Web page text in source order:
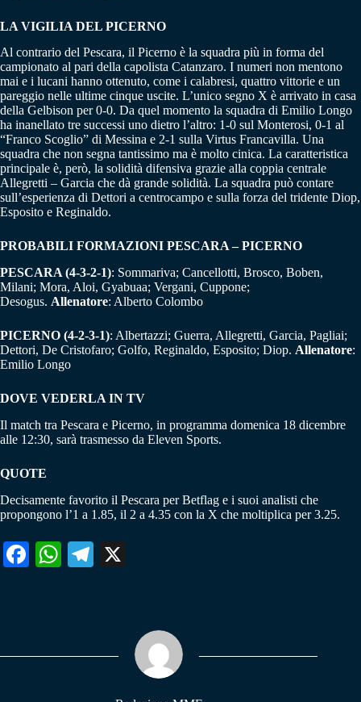
LA VIGILIA DEL PICERNO
Al contrario del Pescara, il Picerno è la squadra più in forma del
campionato al pari della capolista Catanzaro. I numeri non mentono
mai e i lucani hanno ottenuto, come i calabresi, quattro vittorie e un
pareggio nelle ultime cinque uscite. L’unico segno X è arrivato in casa
della Gelbison per 0-0. Da quel momento la squadra di Emilio Longo
ha inanellato tre successi uno dietro l’altro: 1-0 sul Monterosi, 0-1 al
“Franco Scoglio” di Messina e 2-1 sulla Virtus Francavilla. Una
squadra che non segna tantissimo ma è molto cinica. La caratteristica
principale è, però, la solidità difensiva grazie alla coppia centrale
Allegretti – Garcia che dà grande solidità. La squadra può contare
sull’esperienza di Dettori a centrocampo e sulla forza del tridente Diop,
Esposito e Reginaldo.
PROBABILI FORMAZIONI PESCARA – PICERNO
PESCARA (4-3-2-1): Sommariva; Cancellotti, Brosco, Boben,
Milani; Mora, Aloi, Gyabuaa; Vergani, Cuppone;
Desogus. Allenatore: Alberto Colombo
PICERNO (4-2-3-1): Albertazzi; Guerra, Allegretti, Garcia, Pagliai;
Dettori, De Cristofaro; Golfo, Reginaldo, Esposito; Diop. Allenatore:
Emilio Longo
DOVE VEDERLA IN TV
Il match tra Pescara e Picerno, in programma domenica 18 dicembre
alle 12:30, sarà trasmesso da Eleven Sports.
QUOTE
Decisamente favorito il Pescara per Betflag e i suoi analisti che
propongono l’1 a 1.85, il 2 a 4.35 con la X che moltiplica per 3.25.
Fa W
pp
Te
m